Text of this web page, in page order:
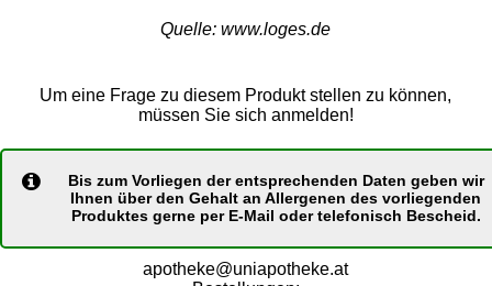
Quelle: www.loges.de
Um eine Frage zu diesem Produkt stellen zu können,
müssen Sie sich anmelden!
Bis zum Vorliegen der entsprechenden Daten geben wir
Ihnen über den Gehalt an Allergenen des vorliegenden
Produktes gerne per E-Mail oder telefonisch Bescheid.
apotheke@uniapotheke.at